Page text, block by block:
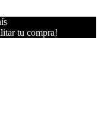
tu compra!